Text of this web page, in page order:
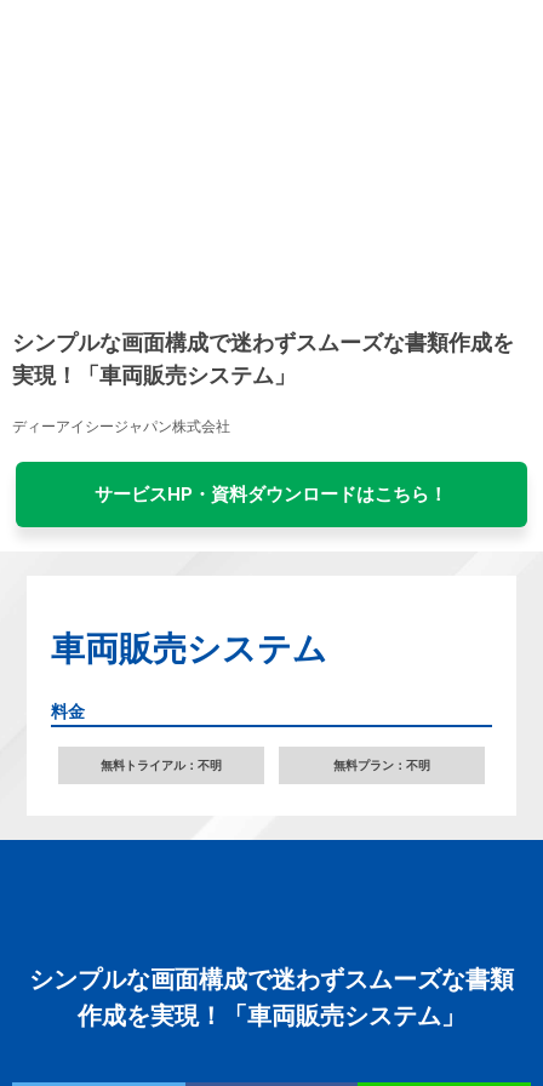
シンプルな画面構成で迷わずスムーズな書類作成を
実現！「車両販売システム」
ディーアイシージャパン株式会社
サービスHP・資料ダウンロードはこちら！
車両販売システム
料金
無料トライアル：不明 無料プラン：不明
シンプルな画面構成で迷わずスムーズな書類
作成を実現！「車両販売システム」